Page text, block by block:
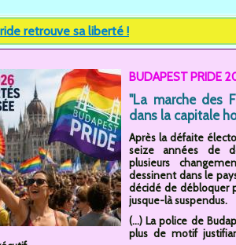
retrouve sa liberté !
BUDAPEST PRIDE
"La marche des
dans la capitale
Après la défaite
seize années de
plusieurs
dessinent dans le
décidé de débloquer
jusque-là suspendus.
(...) La police de
plus de motif